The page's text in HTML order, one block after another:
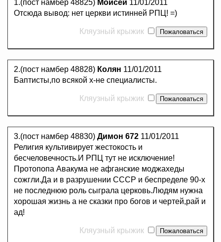
1.(пост намбер 48825) Моисей 11/01/2011
Отсюда вывод: нет церкви истинней РПЦ! =)
Кляузный крыжик
2.(пост намбер 48828) Колян 11/01/2011
Баптисты,по всякой х-не специалисты.
Кляузный крыжик
3.(пост намбер 48830) Димон 672 11/01/2011
Религия культивирует жестокость и
бесчеловечность.И РПЦ тут не исключение!
Протопопа Авакума не афганские моджахеды
сожгли.Да и в разрушении СССР и беспределе 90-х
не последнюю роль сыграла церковь.Людям нужна
хорошая жизнь а не сказки про богов и чертей,рай и
ад!
Кляузный крыжик